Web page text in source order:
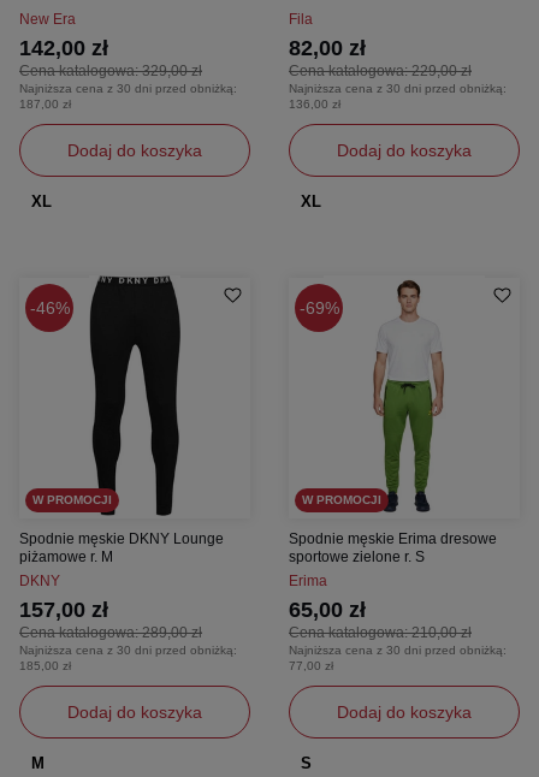
New Era
Cena katalogowa:329,00 zł
142,00 zł
Najniższa cena z 30 dni przed obniżką:
187,00 zł
Dodaj do koszyka
XL
Fila
Cena katalogowa:229,00 zł
82,00 zł
Najniższa cena z 30 dni przed obniżką:
136,00 zł
Dodaj do koszyka
XL
46%
W PROMOCJI
Spodnie męskie DKNY Lounge
piżamowe r. M
DKNY
Cena katalogowa:289,00 zł
157,00 zł
Najniższa cena z 30 dni przed obniżką:
185,00 zł
Dodaj do koszyka
M
69%
W PROMOCJI
Spodnie męskie Erima dresowe
sportowe zielone r. S
Erima
Cena katalogowa:210,00 zł
65,00 zł
Najniższa cena z 30 dni przed obniżką:
77,00 zł
Dodaj do koszyka
S